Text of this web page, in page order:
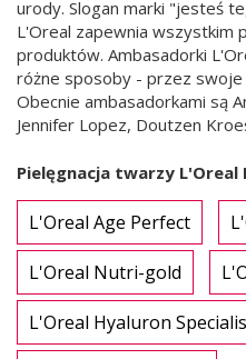
urody. Slogan marki "jesteś
L'Oreal zapewnia wszystkim
produktów. Ambasadorki
różne sposoby - przez
Obecnie ambasadorkami są
Jennifer Lopez, Doutzen
Pielęgnacja twarzy L'Oreal
L'Oreal Age Perfect
L'Oreal Nutri-gold
L'Oreal Hyaluron